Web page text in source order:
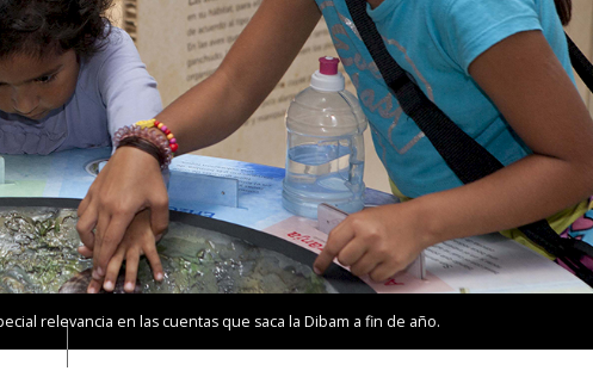
relevancia en las cuentas que saca la Dibam a fin de año.